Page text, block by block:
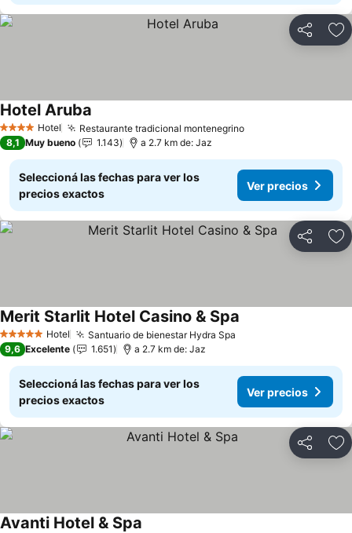
Compartir
4 EstrellasHotel Restaurante tradicional montenegrinoVer precios
Hotel Aruba
8,1 Muy bueno 1.143 a 2.7 km de: Jaz
Seleccioná las fechas para ver los
precios exactos
Ver precios
Compartir
5 Estrellas Hotel Santuario de bienestar Hydra Spa
Merit Starlit Hotel Casino & Spa
9,6 Excelente 1.651 a 2.7 km de: Jaz
Seleccioná las fechas para ver los
precios exactos
Ver precios
Compartir
Avanti Hotel & Spa